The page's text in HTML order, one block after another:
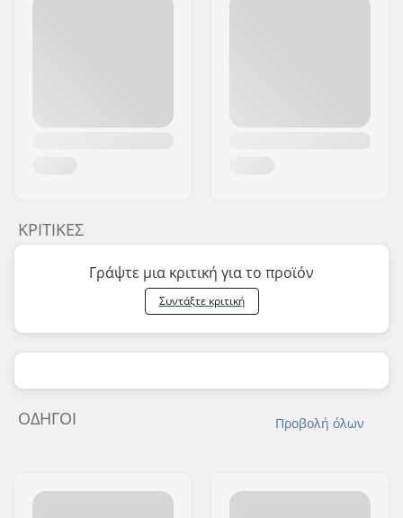
ΚΡΙΤΙΚΈΣ
Γράψτε μια κριτική για το προϊόν
Συντάξτε κριτική
Προβολή όλων
ΟΔΗΓΟΊ